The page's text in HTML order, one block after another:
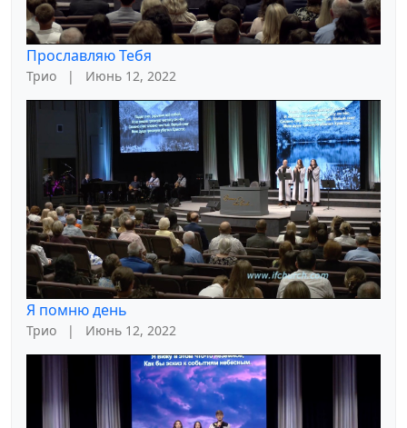
Прославляю Тебя
Трио | Июнь 12, 2022
Я помню день
Трио | Июнь 12, 2022